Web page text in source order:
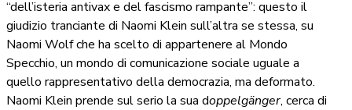
“dell’isteria antivax e del fascismo rampante”: questo il
giudizio tranciante di Naomi Klein sull’altra se stessa, su
Naomi Wolf che ha scelto di appartenere al Mondo
Specchio, un mondo di comunicazione sociale uguale a
quello rappresentativo della democrazia, ma deformato.
Naomi Klein prende sul serio la sua doppelgänger, cerca di